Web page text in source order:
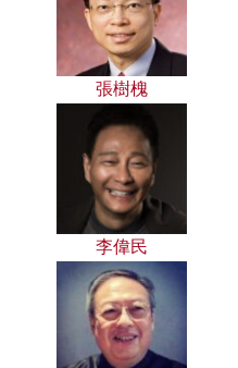
張樹槐
李偉民